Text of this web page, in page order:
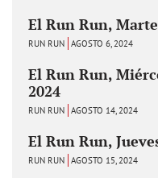
El Run Run,
RUN RUN AGOSTO 6, 2024
El Run Run,
2024
RUN RUN AGOSTO 14, 2024
El Run Run,
RUN RUN AGOSTO 15, 2024